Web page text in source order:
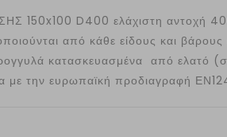
150x100 D400 ελάχιστη αντοχή
από κάθε είδους και
κατασκευασμένα από ελατό
με την ευρωπαϊκή προδιαγραφή